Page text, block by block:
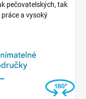
pečovatelských, tak
a vysoký